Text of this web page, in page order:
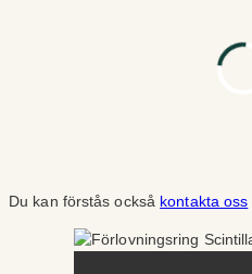
Du kan förstås också kontakta oss